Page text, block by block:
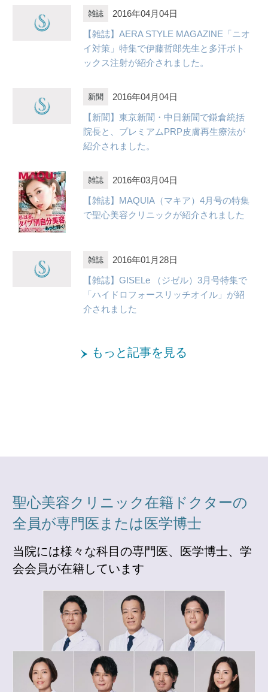
雑誌 2016年04月04日
【雑誌】AERA STYLE MAGAZINE「ニオ
イ対策」特集で伊藤哲郎先生と多汗ボト
ックス注射が紹介されました。
新聞 2016年04月04日
【新聞】東京新聞・中日新聞で鎌倉統括
院長と、プレミアムPRP皮膚再生療法が
紹介されました。
雑誌 2016年03月04日
【雑誌】MAQUIA（マキア）4月号の特集
で聖心美容クリニックが紹介されました
雑誌 2016年01月28日
【雑誌】GISELe （ジゼル）3月号特集で
「ハイドロフォースリッチオイル」が紹
介されました
もっと記事を見る
聖心美容クリニック在籍ドクターの
全員が専門医または医学博士
当院には様々な科目の専門医、医学博士、学
会会員が在籍しています